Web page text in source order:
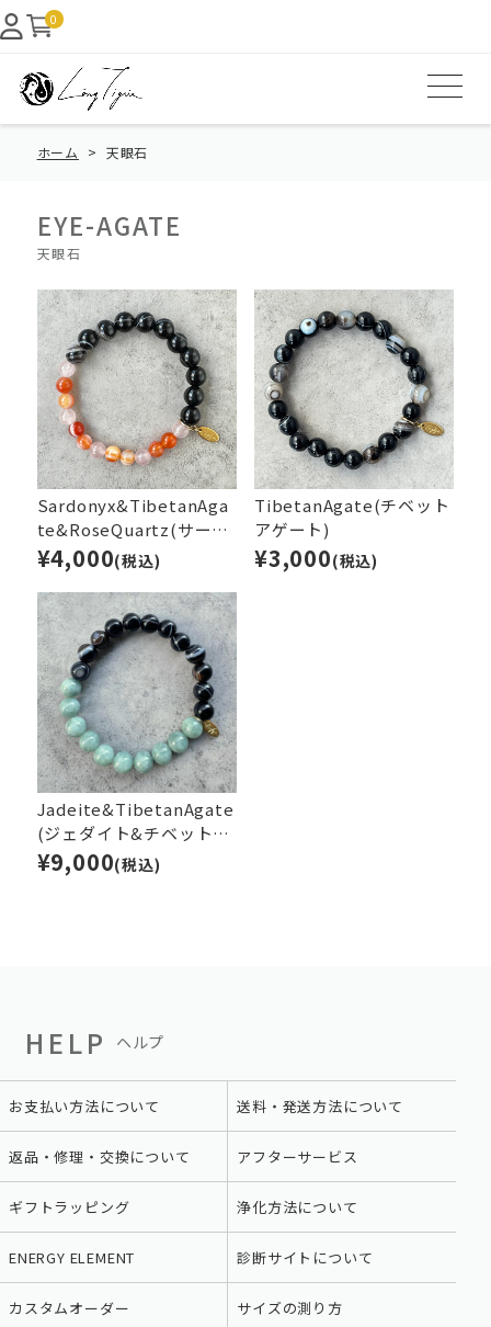
0
ホーム 天眼石
EYE-AGATE
天眼石
Sardonyx&TibetanAga
te&RoseQuartz(サード
オニキス&チベットアゲ
ート&ローズクオーツ)
¥4,000(税込)
TibetanAgate(チベット
アゲート)
¥3,000(税込)
Jadeite&TibetanAgate
(ジェダイト&チベットア
ゲート（天眼石）)
¥9,000(税込)
HELP ヘルプ
お支払い方法について 送料・発送方法について
返品・修理・交換について アフターサービス
ギフトラッピング 浄化方法について
ENERGY ELEMENT 診断サイトについて
カスタムオーダー サイズの測り方